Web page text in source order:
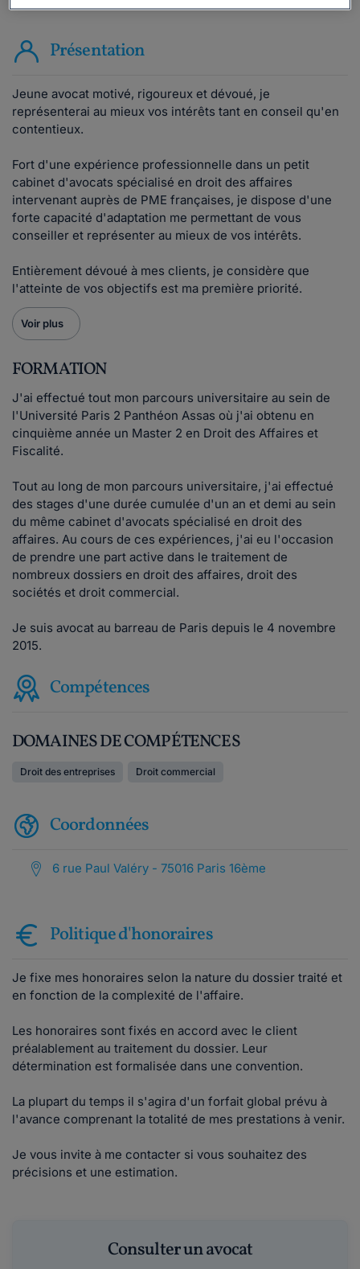
Présentation
Jeune avocat motivé, rigoureux et dévoué, je
représenterai au mieux vos intérêts tant en conseil qu'en
contentieux.
Fort d'une expérience professionnelle dans un petit
cabinet d'avocats spécialisé en droit des affaires
intervenant auprès de PME françaises, je dispose d'une
forte capacité d'adaptation me permettant de vous
conseiller et représenter au mieux de vos intérêts.
Entièrement dévoué à mes clients, je considère que
l'atteinte de vos objectifs est ma première priorité.
Voir plus
FORMATION
J'ai effectué tout mon parcours universitaire au sein de
l'Université Paris 2 Panthéon Assas où j'ai obtenu en
cinquième année un Master 2 en Droit des Affaires et
Fiscalité.
Tout au long de mon parcours universitaire, j'ai effectué
des stages d'une durée cumulée d'un an et demi au sein
du même cabinet d'avocats spécialisé en droit des
affaires. Au cours de ces expériences, j'ai eu l'occasion
de prendre une part active dans le traitement de
nombreux dossiers en droit des affaires, droit des
sociétés et droit commercial.
Je suis avocat au barreau de Paris depuis le 4 novembre
2015.
Compétences
DOMAINES DE COMPÉTENCES
Droit des entreprises Droit commercial
Coordonnées
6 rue Paul Valéry - 75016 Paris 16ème
Politique d'honoraires
Je fixe mes honoraires selon la nature du dossier traité et
en fonction de la complexité de l'affaire.
Les honoraires sont fixés en accord avec le client
préalablement au traitement du dossier. Leur
détermination est formalisée dans une convention.
La plupart du temps il s'agira d'un forfait global prévu à
l'avance comprenant la totalité de mes prestations à venir.
Je vous invite à me contacter si vous souhaitez des
précisions et une estimation.
Consulter un avocat